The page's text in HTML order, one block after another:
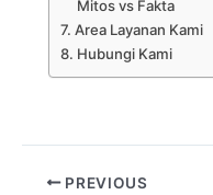
Mitos vs Fakta
Area Layanan Kami
Hubungi Kami
PREVIOUS